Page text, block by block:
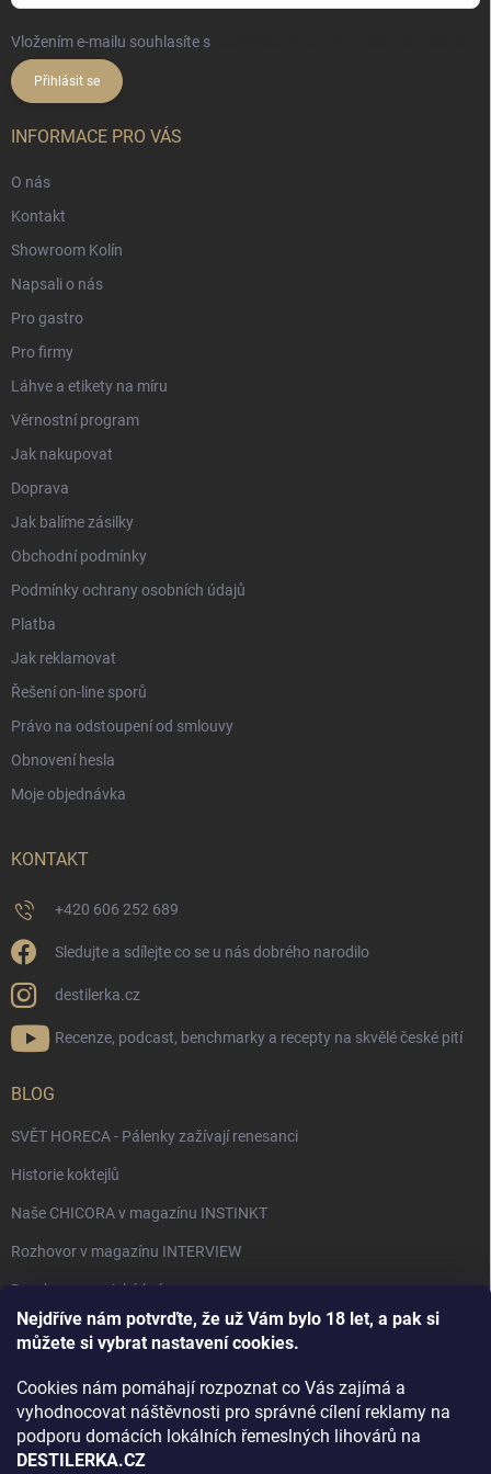
Nejdříve nám potvrďte, že už Vám bylo 18 let, a pak si
můžete si vybrat nastavení cookies.
Cookies nám pomáhají rozpoznat co Vás zajímá a
vyhodnocovat náštěvnosti pro správné cílení reklamy na
podporu domácích lokálních řemeslných lihovárů na
DESTILERKA.CZ
Vložením e-mailu souhlasíte s
Přihlásit se
INFORMACE PRO VÁS
O nás
Kontakt
Showroom Kolín
Napsali o nás
Pro gastro
Pro firmy
Láhve a etikety na míru
Věrnostní program
Jak nakupovat
Doprava
Jak balíme zásilky
Obchodní podmínky
Podmínky ochrany osobních údajů
Platba
Jak reklamovat
Řešení on-line sporů
Právo na odstoupení od smlouvy
Obnovení hesla
Moje objednávka
KONTAKT
+420 606 252 689
Sledujte a sdílejte co se u nás dobrého narodilo
destilerka.cz
Recenze, podcast, benchmarky a recepty na skvělé české pití
BLOG
SVĚT HORECA - Pálenky zažívají renesanci
Historie koktejlů
Naše CHICORA v magazínu INSTINKT
Rozhovor v magazínu INTERVIEW
Bourbon, americká krása.
Napsali v TÝDNU o naší práci
Rozhovor s DESTILERKA.CZ v magazínu DRINKING-CAT
Jak vybrat dárek na Vánoce